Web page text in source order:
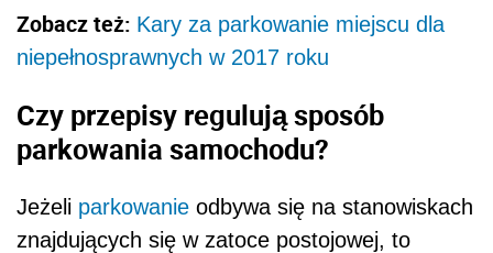
Zobacz też: Kary za parkowanie miejscu dla
niepełnosprawnych w 2017 roku
Czy przepisy regulują sposób
parkowania samochodu?
Jeżeli parkowanie odbywa się na stanowiskach
znajdujących się w zatoce postojowej, to